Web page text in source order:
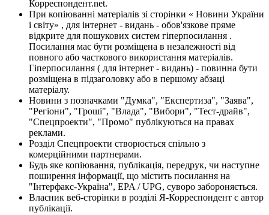
Корреспондент.net.
При копіюванні матеріалів зі сторінки « Новини України
і світу» , для інтернет - видань - обов'язкове пряме
відкрите для пошукових систем гіперпосилання .
Посилання має бути розміщена в незалежності від
повного або часткового використання матеріалів.
Гіперпосилання ( для інтернет - видань) - повинна бути
розміщена в підзаголовку або в першому абзаці
матеріалу.
Новини з позначками "Думка", "Експертиза", "Заява",
"Регіони", "Гроші", "Влада", "Вибори", "Тест-драйв",
"Спецпроекти", "Промо" публікуються на правах
реклами.
Розділ Спецпроекти створюється спільно з
комерційними партнерами.
Будь яке копіювання, публікація, передрук, чи наступне
поширення інформації, що містить посилання на
"Інтерфакс-Україна", EPA / UPG, суворо забороняється.
Власник веб-сторінки в розділі Я-Корреспондент є автор
публікації.